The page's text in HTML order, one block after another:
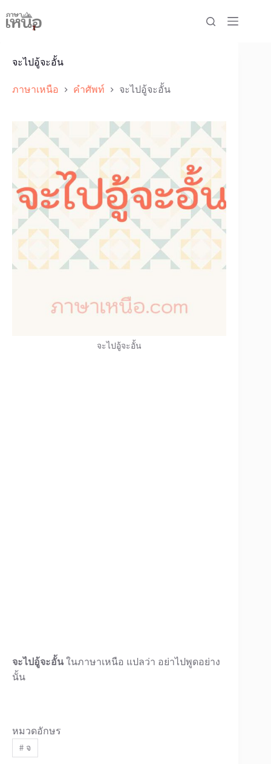
to
content
จะไปอู้จะอั้น
ภาษาเหนือ คำศัพท์ จะไปอู้จะอั้น
จะไปอู้จะอั้น
จะไปอู้จะอั้น ในภาษาเหนือ แปลว่า อย่าไปพูดอย่าง
นั้น
หมวดอักษร
#จ